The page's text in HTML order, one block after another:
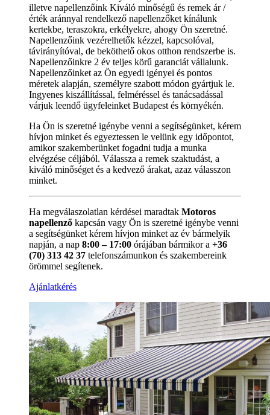
illetve napellenzőink Kiváló minőségű és remek ár /
érték aránnyal rendelkező napellenzőket kínálunk
kertekbe, teraszokra, erkélyekre, ahogy Ön szeretné.
Napellenzőink vezérelhetők kézzel, kapcsolóval,
távirányítóval, de beköthető okos otthon rendszerbe is.
Napellenzőinkre 2 év teljes körű garanciát vállalunk.
Napellenzőinket az Ön egyedi igényei és pontos
méretek alapján, személyre szabott módon gyártjuk le.
Ingyenes kiszállítással, felméréssel és tanácsadással
várjuk leendő ügyfeleinket Budapest és környékén.
Ha Ön is szeretné igénybe venni a segítségünket, kérem
hívjon minket és egyeztessen le velünk egy időpontot,
amikor szakemberünket fogadni tudja a munka
elvégzése céljából. Válassza a remek szaktudást, a
kiváló minőséget és a kedvező árakat, azaz válasszon
minket.
Ha megválaszolatlan kérdései maradtak Motoros
napellenző kapcsán vagy Ön is szeretné igénybe venni
a segítségünket kérem hívjon minket az év bármelyik
napján, a nap 8:00 – 17:00 órájában bármikor a +36
(70) 313 42 37 telefonszámunkon és szakembereink
örömmel segítenek.
Ajánlatkérés